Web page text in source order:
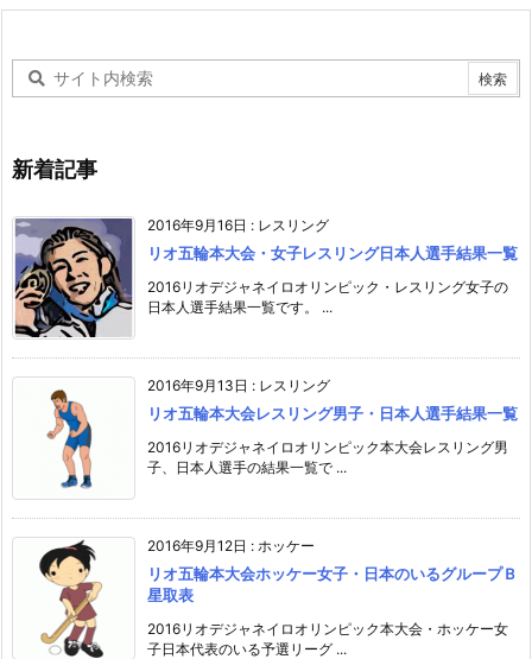
新着記事
2016年9月16日 : レスリング
リオ五輪本大会・女子レスリング日本人選手結果一覧
2016リオデジャネイロオリンピック・レスリング女子の
日本人選手結果一覧です。 ...
2016年9月13日 : レスリング
リオ五輪本大会レスリング男子・日本人選手結果一覧
2016リオデジャネイロオリンピック本大会レスリング男
子、日本人選手の結果一覧で ...
2016年9月12日 : ホッケー
リオ五輪本大会ホッケー女子・日本のいるグループＢ
星取表
2016リオデジャネイロオリンピック本大会・ホッケー女
子日本代表のいる予選リーグ ...